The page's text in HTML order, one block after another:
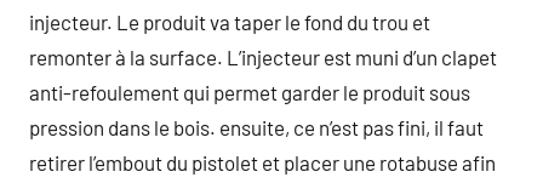
injecteur. Le produit va taper le fond du trou et
remonter à la surface. L’injecteur est muni d’un clapet
anti-refoulement qui permet garder le produit sous
pression dans le bois. ensuite, ce n’est pas fini, il faut
retirer l’embout du pistolet et placer une rotabuse afin